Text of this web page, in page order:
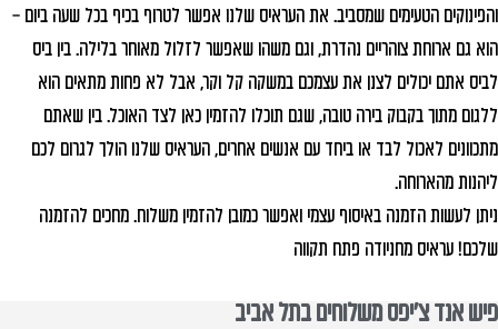
והפינוקים הטעימים שמסביב. את העראיס שלנו אפשר לטרוף בכיף בכל שעה ביום –
הוא גם ארוחת צוהריים נהדרת, וגם משהו שאפשר לזלול מאוחר בלילה. בין ביס
לביס אתם יכולים לצנן את עצמכם במשקה קל וקר, אבל לא פחות מתאים הוא
ללגום מתוך בקבוק בירה טובה, שגם תוכלו להזמין כאן לצד האוכל. בין שאתם
מתכוונים לאכול לבד או ביחד עם אנשים אחרים, העראיס שלנו הולך לגרום לכם
ליהנות מהארוחה.
ניתן לעשות הזמנה באיסוף עצמי ואפשר כמובן להזמין משלוח. מחכים להזמנה
שלכם! עראיס מחניודה פתח תקווה
פיש אנד צ'יפס משלוחים בתל אביב